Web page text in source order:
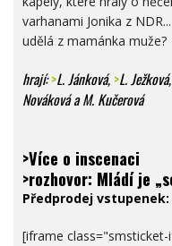
varhanami Jonika z
udělá z mamánka muže?
hrají:>L. Jánková, >L. Ježková,
Novákováa M. Kučerová
>Více o inscenaci
>rozhovor: Mládí je
Předprodej vstupenek:
[iframe